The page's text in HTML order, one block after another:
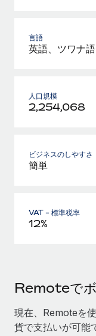
言語
英語、ツワナ語
人口規模
2,254,068
ビジネスのしやすさ
簡単
VAT - 標準税率
12%
Remoteで
現在、Remoteを
貨で支払いが可能